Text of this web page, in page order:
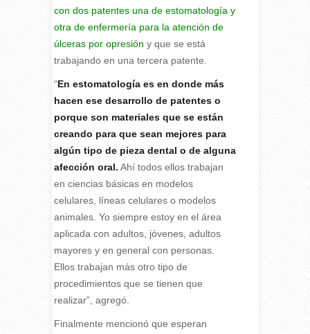
con dos patentes una de estomatología y
otra de enfermería para la atención de
úlceras por opresión y que se está
trabajando en una tercera patente.
“En estomatología es en donde más
hacen ese desarrollo de patentes o
porque son materiales que se están
creando para que sean mejores para
algún tipo de pieza dental o de alguna
afección oral. Ahí todos ellos trabajan
en ciencias básicas en modelos
celulares, líneas celulares o modelos
animales. Yo siempre estoy en el área
aplicada con adultos, jóvenes, adultos
mayores y en general con personas.
Ellos trabajan más otro tipo de
procedimientos que se tienen que
realizar”, agregó.
Finalmente mencionó que esperan